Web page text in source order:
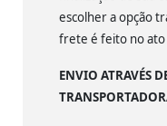
escolher a opção
frete é feito no ato
ENVIO ATRAVÉS